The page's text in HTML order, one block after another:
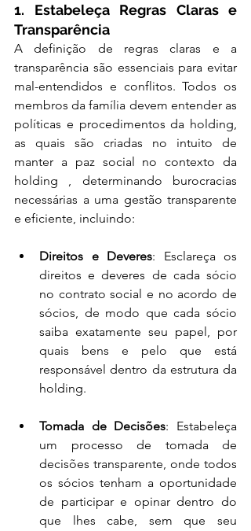
1. Estabeleça Regras Claras e
Transparência
A definição de regras claras e a
transparência são essenciais para evitar
mal-entendidos e conflitos. Todos os
membros da família devem entender as
políticas e procedimentos da holding,
as quais são criadas no intuito de
manter a paz social no contexto da
holding , determinando burocracias
necessárias a uma gestão transparente
e eficiente, incluindo:
Direitos e Deveres: Esclareça os
direitos e deveres de cada sócio
no contrato social e no acordo de
sócios, de modo que cada sócio
saiba exatamente seu papel, por
quais bens e pelo que está
responsável dentro da estrutura da
holding.
Tomada de Decisões: Estabeleça
um processo de tomada de
decisões transparente, onde todos
os sócios tenham a oportunidade
de participar e opinar dentro do
que lhes cabe, sem que seu